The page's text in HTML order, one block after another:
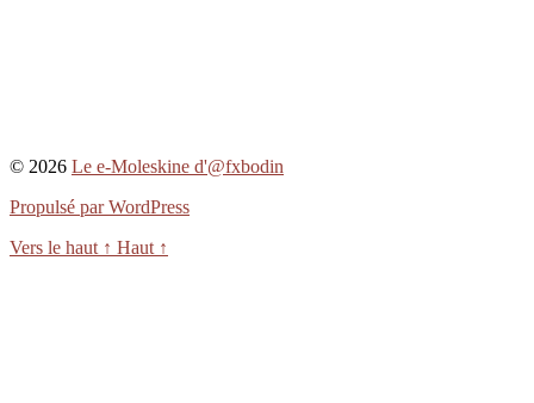
© 2026 Le e-Moleskine d'@fxbodin
Propulsé par WordPress
Vers le haut ↑ Haut ↑